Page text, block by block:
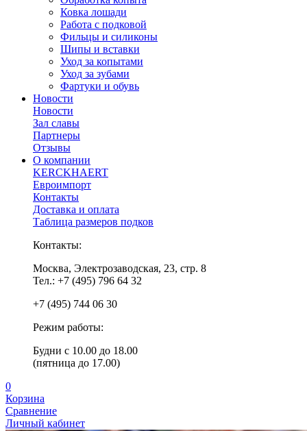
Ковка лошади
Работа с подковой
Фильцы и силиконы
Шипы и вставки
Уход за копытами
Уход за зубами
Фартуки и обувь
Новости
Новости
Зал славы
Партнеры
Отзывы
О компании
KERCKHAERT
Евроимпорт
Контакты
Доставка и оплата
Таблица размеров подков
Контакты:
Москва, Электрозаводская, 23, стр. 8
Тел.: +7 (495) 796 64 32
+7 (495) 744 06 30
Режим работы:
Будни с 10.00 до 18.00
(пятница до 17.00)
0
Корзина
Сравнение
Личный кабинет